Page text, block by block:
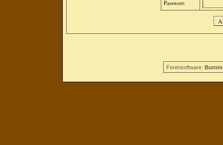
Passwort:
Forensoftware: